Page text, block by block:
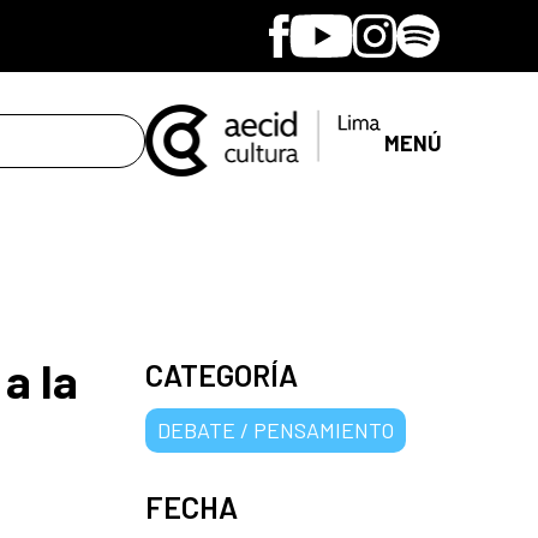
Facebook
YoutubeInstagram
Spotify
MENÚ
la CATEGORÍA
DEBATE / PENSAMIENTO
FECHA